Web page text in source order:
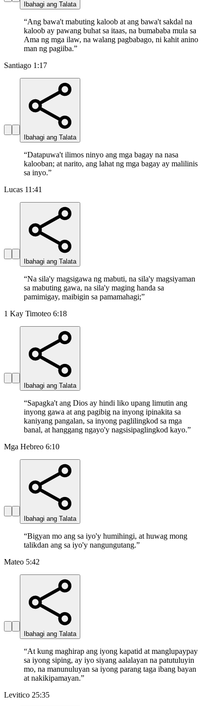
Ibahagi ang Talata
“Ang bawa't mabuting kaloob at ang bawa't sakdal na
kaloob ay pawang buhat sa itaas, na bumababa mula sa
Ama ng mga ilaw, na walang pagbabago, ni kahit anino
man ng pagiiba.”
Santiago 1:17
Ibahagi ang Talata
“Datapuwa't ilimos ninyo ang mga bagay na nasa
kalooban; at narito, ang lahat ng mga bagay ay malilinis
sa inyo.”
Lucas 11:41
Ibahagi ang Talata
“Na sila'y magsigawa ng mabuti, na sila'y magsiyaman
sa mabuting gawa, na sila'y maging handa sa
pamimigay, maibigin sa pamamahagi;”
1 Kay Timoteo 6:18
Ibahagi ang Talata
“Sapagka't ang Dios ay hindi liko upang limutin ang
inyong gawa at ang pagibig na inyong ipinakita sa
kaniyang pangalan, sa inyong paglilingkod sa mga
banal, at hanggang ngayo'y nagsisipaglingkod kayo.”
Mga Hebreo 6:10
Ibahagi ang Talata
“Bigyan mo ang sa iyo'y humihingi, at huwag mong
talikdan ang sa iyo'y nangungutang.”
Mateo 5:42
Ibahagi ang Talata
“At kung maghirap ang iyong kapatid at manglupaypay
sa iyong siping, ay iyo siyang aalalayan na patutuluyin
mo, na manunuluyan sa iyong parang taga ibang bayan
at nakikipamayan.”
Levitico 25:35